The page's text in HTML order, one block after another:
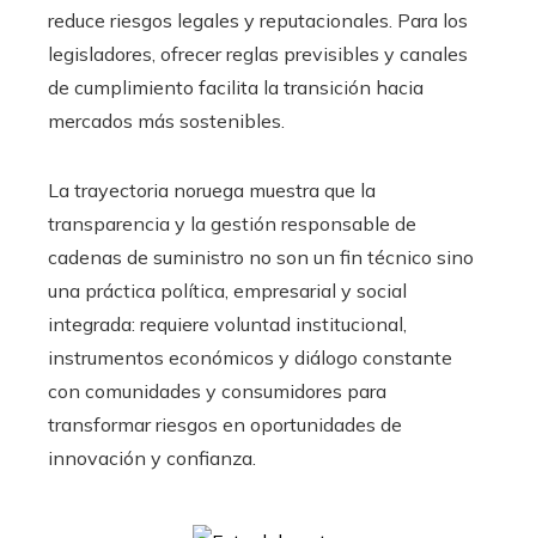
reduce riesgos legales y reputacionales. Para los
legisladores, ofrecer reglas previsibles y canales
de cumplimiento facilita la transición hacia
mercados más sostenibles.
La trayectoria noruega muestra que la
transparencia y la gestión responsable de
cadenas de suministro no son un fin técnico sino
una práctica política, empresarial y social
integrada: requiere voluntad institucional,
instrumentos económicos y diálogo constante
con comunidades y consumidores para
transformar riesgos en oportunidades de
innovación y confianza.